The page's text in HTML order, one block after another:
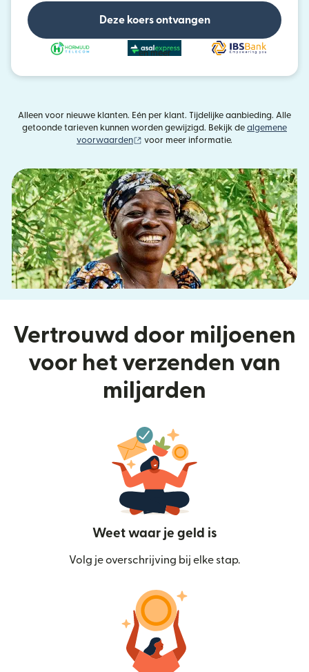
Deze koers ontvangen
en meer
Alleen voor nieuwe klanten. Eén per klant. Tijdelijke aanbieding. Alle
getoonde tarieven kunnen worden gewijzigd. Bekijk de algemene
voorwaarden
(wordt geopend in een nieuw venster)
voor meer informatie.
Vertrouwd door miljoenen
voor het verzenden van
miljarden
Weet waar je geld is
Volg je overschrijving bij elke stap.